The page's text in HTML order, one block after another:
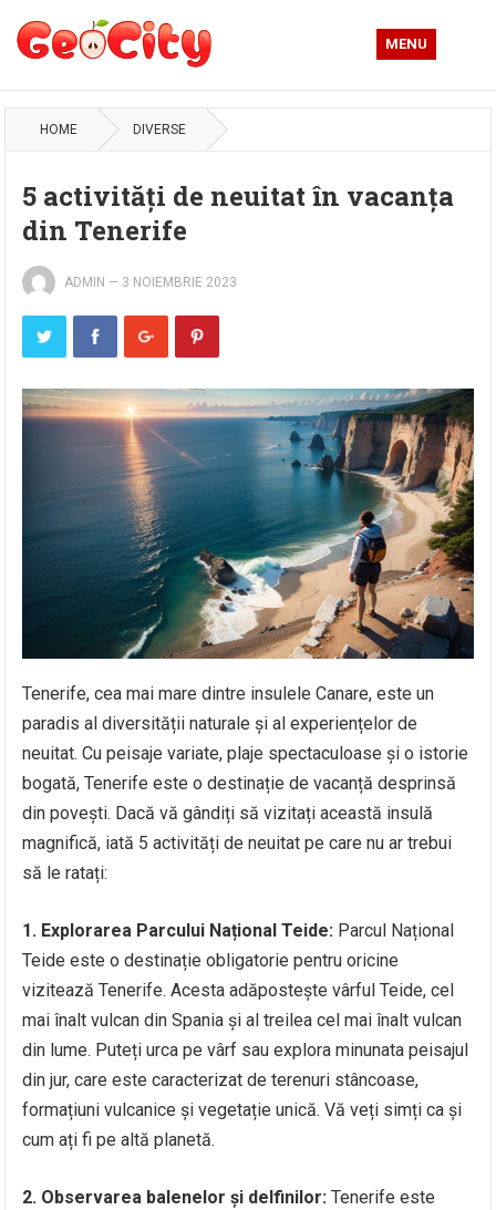
MENU
HOME DIVERSE
5 activități de neuitat în vacanța
din Tenerife
ADMIN — 3 NOIEMBRIE 2023
Tenerife, cea mai mare dintre insulele Canare, este un
paradis al diversității naturale și al experiențelor de
neuitat. Cu peisaje variate, plaje spectaculoase și o istorie
bogată, Tenerife este o destinație de vacanță desprinsă
din povești. Dacă vă gândiți să vizitați această insulă
magnifică, iată 5 activități de neuitat pe care nu ar trebui
să le ratați:
1. Explorarea Parcului Național Teide: Parcul Național
Teide este o destinație obligatorie pentru oricine
vizitează Tenerife. Acesta adăpostește vârful Teide, cel
mai înalt vulcan din Spania și al treilea cel mai înalt vulcan
din lume. Puteți urca pe vârf sau explora minunata peisajul
din jur, care este caracterizat de terenuri stâncoase,
formațiuni vulcanice și vegetație unică. Vă veți simți ca și
cum ați fi pe altă planetă.
2. Observarea balenelor și delfinilor: Tenerife este